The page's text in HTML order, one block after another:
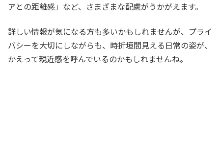
アとの距離感」など、さまざまな配慮がうかがえます。
詳しい情報が気になる方も多いかもしれませんが、プライ
バシーを大切にしながらも、時折垣間見える日常の姿が、
かえって親近感を呼んでいるのかもしれませんね。